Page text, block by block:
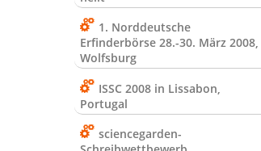
1. Norddeutsche
Erfinderbörse 28.-30. März 2008,
Wolfsburg
ISSC 2008 in Lissabon,
Portugal
sciencegarden-